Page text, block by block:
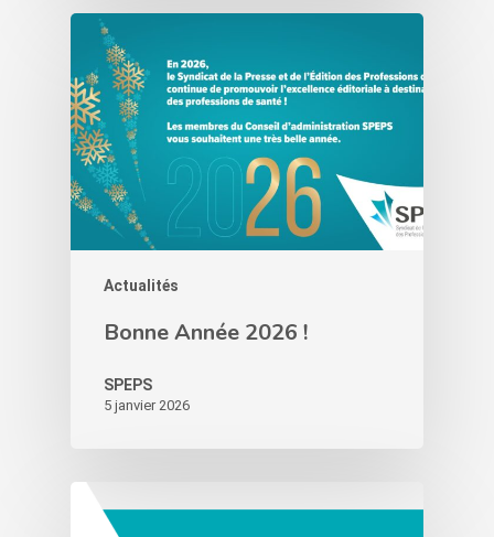
Actualités
Bonne Année 2026 !
SPEPS
5 janvier 2026